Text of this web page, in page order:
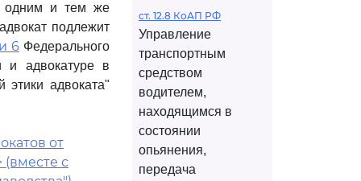
одним и тем же
подлежит
6 Федерального
и адвокатуре в
этики адвоката"
от
(вместе с
ст. 12.8 КоАП РФ
Управление
транспортным
средством
водителем,
находящимся в
состоянии
опьянения,
передача